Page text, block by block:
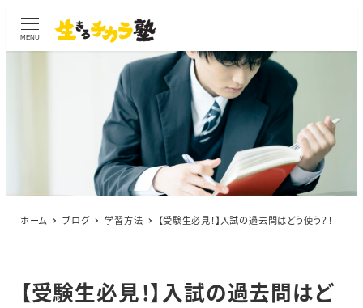
MENU
ホーム ブログ 学習方法 【受験生必見！】入試の過去問はどう使う？！
【受験生必見！】入試の過去問はど